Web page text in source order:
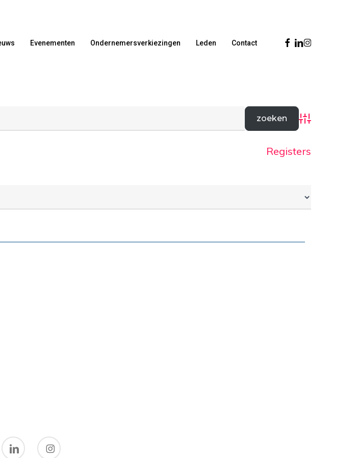
Evenementen Ondernemersverkiezingen Leden Contact Facebook
Linkedin
Instagram
Advanced
Registers
linkedin instagram